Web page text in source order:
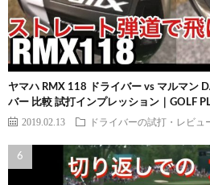
ヤマハ RMX 118 ドライバー vs マルマン
バー 比較 試打インプレッション｜GOLF
2019.02.13 ドライバーの試打・レビュ